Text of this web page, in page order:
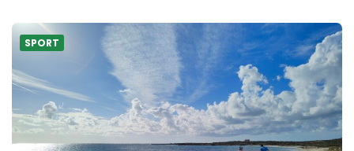
SPORT